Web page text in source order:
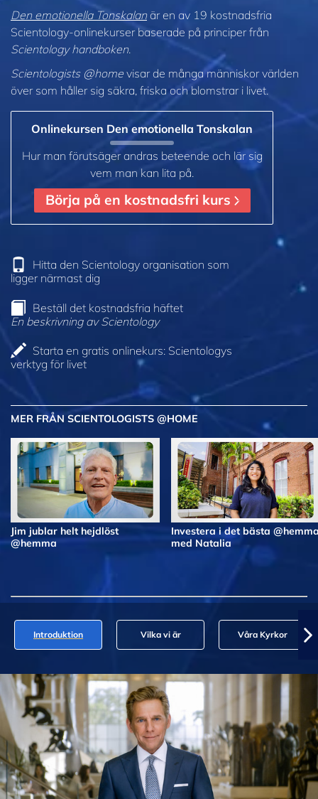
Den emotionella Tonskalanär en av 19 kostnadsfria
Scientology-onlinekurser baserade på principer från
Scientology handboken.
Scientologists @home visar de många människor världen
över som håller sig säkra, friska och blomstrar i livet.
Onlinekursen Den emotionella Tonskalan
Hur man förutsäger andras beteende och lär sig
vem man kan lita på.
Börja på en kostnadsfri kurs
Hitta den Scientology organisation som
ligger närmast dig
Beställ det kostnadsfria häftet
En beskrivning av Scientology
Starta en gratis onlinekurs: Scientologys
verktyg för livet
MER FRÅN SCIENTOLOGISTS @HOME
Jim jublar helt hejdlöst
@hemma
Investera i det bästa
med Natalia
Introduktion Vilka vi är Våra Kyrkor